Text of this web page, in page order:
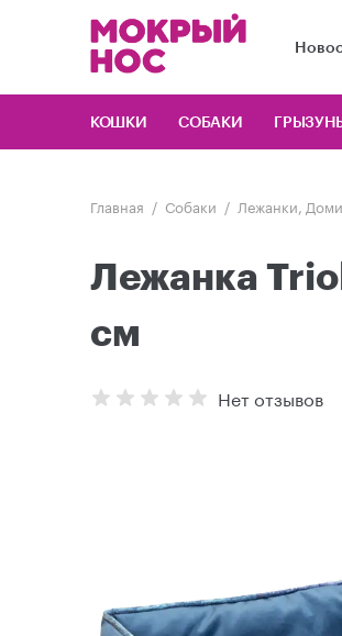
КОШКИ СОБАКИ
Главная Собаки Лежанки,
Лежанка
см
Нет отзывов